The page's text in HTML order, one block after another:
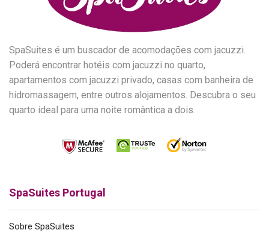
SpaSuites é um buscador de acomodações com jacuzzi.
Poderá encontrar hotéis com jacuzzi no quarto,
apartamentos com jacuzzi privado, casas com banheira de
hidromassagem, entre outros alojamentos. Descubra o seu
quarto ideal para uma noite romântica a dois.
SpaSuites Portugal
Sobre SpaSuites